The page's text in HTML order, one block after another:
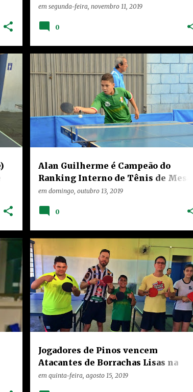
Paulista de Tênis de Mesa
em segunda-feira, novembro 11, 2019
0
+
Alan Guilherme é Campeão do
Ranking Interno de Tênis de Mesa
no Teixeira Marques
em domingo, outubro 13, 2019
HOME LIMEIRA NOTÍCIAS
TEIXEIRA
0
Jogadores de Pinos vencem
Atacantes de Borrachas Lisas na
Disputa de Equipes de Tênis de
em quinta-feira, agosto 15, 2019
HOME LIMEIRA NOTÍCIAS RANKING +
TEIXEIRA